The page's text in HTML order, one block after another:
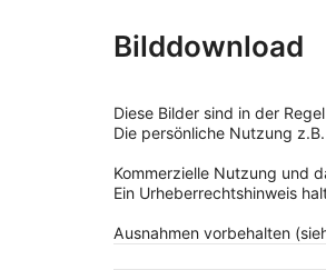
Bilddownload
Diese Bilder sind in der
Die persönliche Nutzung
Kommerzielle Nutzung und
Ein Urheberrechtshinweis
Ausnahmen vorbehalten